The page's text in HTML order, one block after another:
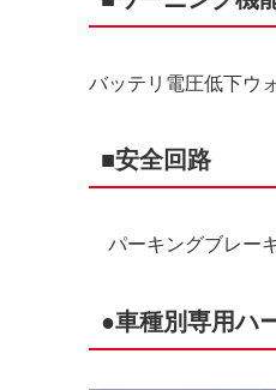
バッテリ電圧低下ウ
■安全回路
パーキングブレー
●車種別専用ハ